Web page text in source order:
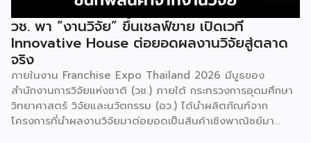
วช. พา “งานวิจัย” ขึ้นเชลฟ์ขาย เปิดเวที
Innovative House ต่อยอดผลงานวิจัยสู่ตลาด
จริง
ภายในงาน Franchise Expo Thailand 2026 มีบูธของ
สำนักงานการวิจัยแห่งชาติ (วช.) ภายใต้ กระทรวงการอุดมศึกษา
วิทยาศาสตร์ วิจัยและนวัตกรรม (อว.) ได้นำผลิตภัณฑ์จาก
โครงการที่นำผลงานวิจัยมาต่อยอดเป็นสินค้าเชิงพาณิชย์มา